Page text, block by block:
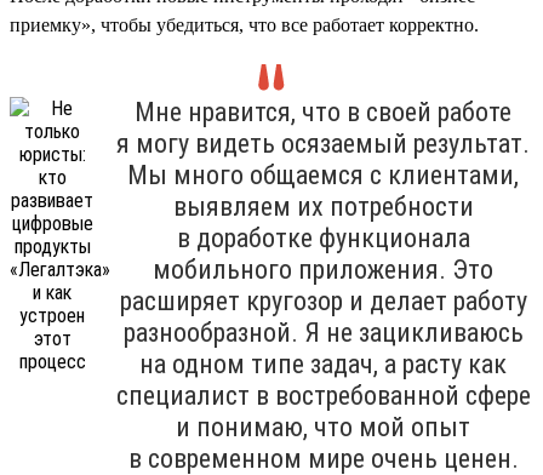
приемку», чтобы убедиться, что все работает корректно.
Мне нравится, что в своей работе
я могу видеть осязаемый результат.
Мы много общаемся с клиентами,
выявляем их потребности
в доработке функционала
мобильного приложения. Это
расширяет кругозор и делает работу
разнообразной. Я не зацикливаюсь
на одном типе задач, а расту как
специалист в востребованной сфере
и понимаю, что мой опыт
в современном мире очень ценен.